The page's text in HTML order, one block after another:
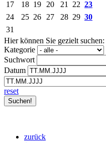
17 18 19 20 21 22 23
24
25 26 27 28 29 30
31
Hier können Sie gezielt suchen:
Kategorie
Suchwort
Datum
reset
zurück